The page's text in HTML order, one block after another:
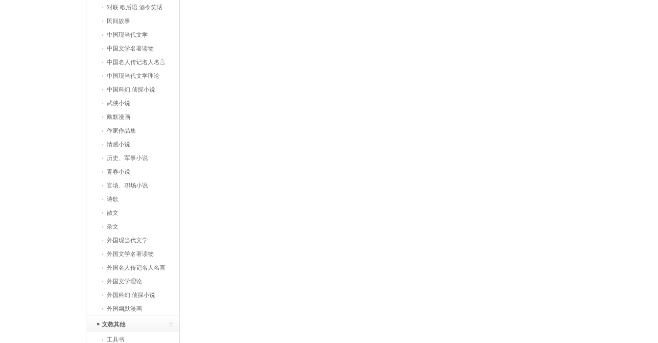
对联.歇后语.酒令笑话
民间故事
中国现当代文学
中国文学名著读物
中国名人传记名人名言
中国现当代文学理论
中国科幻,侦探小说
武侠小说
幽默漫画
作家作品集
情感小说
历史、军事小说
青春小说
官场、职场小说
诗歌
散文
杂文
外国现当代文学
外国文学名著读物
外国名人传记名人名言
外国文学理论
外国科幻,侦探小说
外国幽默漫画
文教其他
工具书